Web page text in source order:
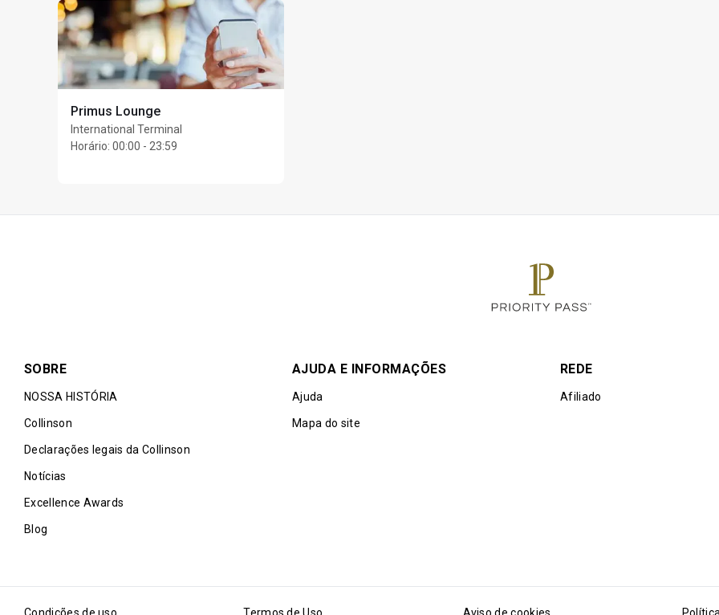
Primus Lounge
International Terminal
Horário: 00:00 - 23:59
SOBRE
NOSSA HISTÓRIA
Collinson
Declarações legais da Collinson
Notícias
Excellence Awards
Blog
AJUDA E INFORMAÇÕES
Ajuda
Mapa do site
REDE
Afiliado